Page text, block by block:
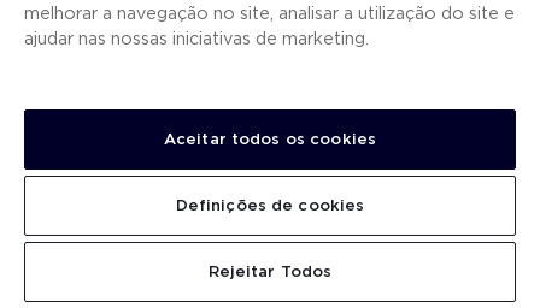
Dominicana e Jamaica.
melhorar a navegação no site, analisar a utilização do site e
ajudar nas nossas iniciativas de marketing.
Aceitar todos os cookies
Rejeitar Todos
Definições de cookies